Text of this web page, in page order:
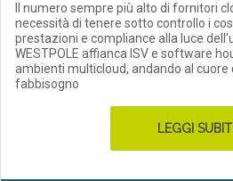
Il numero sempre più alto di fornitori
necessità di tenere sotto controllo i
prestazioni e compliance alla luce
WESTPOLE affianca ISV e software
ambienti multicloud, andando al
fabbisogno
LEGGI